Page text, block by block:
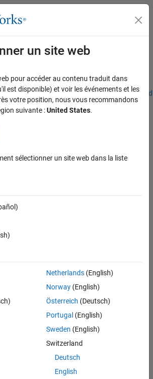
opportunités Adresses de nos bureaux
un site web
pour accéder au contenu traduit dans
est disponible) et voir les événements et les
votre position, nous vous recommandons
suivante :United States.
sélectionner un site web dans la liste
Netherlands(English)
Norway(English)
Österreich (Deutsch)
Portugal (English)
Sweden (English)
Switzerland
Deutsch
English